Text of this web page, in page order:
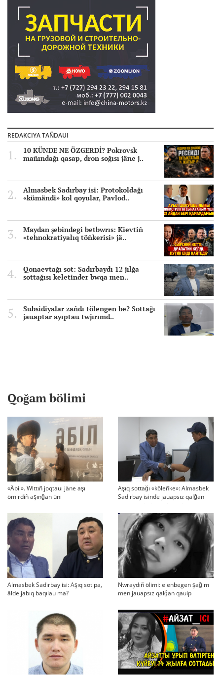
REDAKCIYA TAÑDAUI
10 KÜNDE NE ÖZGERDİ? Pokrovsk
mañındağı qasap, dron soğısı jäne j..
Almasbek Sadırbay isi: Protokoldağı
«kümändi» kol qoyular, Pavlod..
Maydan şebindegi betbwrıs: Kievtiñ
«tehnokratiyalıq töñkerisi» jä..
Qonaevtağı sot: Sadırbaydı 12 jılğa
sottağısı keletinder bwqa men..
Subsidiyalar zañdı tölengen be? Sottağı
jauaptar ayıptau twjırımd..
Qoğam bölimi
«Äbil». Wlttıñ joqtauı jäne aşı
ömirdiñ aşınğan üni
Aşıq sottağı «köleñke»: Almasbek
Sadırbay isinde jauapsız qalğan
swraqtar köbeyip baradı
Almasbek Sadırbay isi: Aşıq sot pa,
älde jabıq baqılau ma?
Nwraydıñ ölimi: elenbegen şağım
men jauapsız qalğan qauip